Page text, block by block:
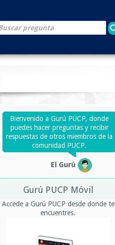
Bienvenido a Gurú PUCP, donde
puedes hacer preguntas y recibir
respuestas de otros miembros de la
comunidad PUCP.
El Gurú
Gurú PUCP Móvil
Accede a Gurú PUCP desde donde te
encuentres.